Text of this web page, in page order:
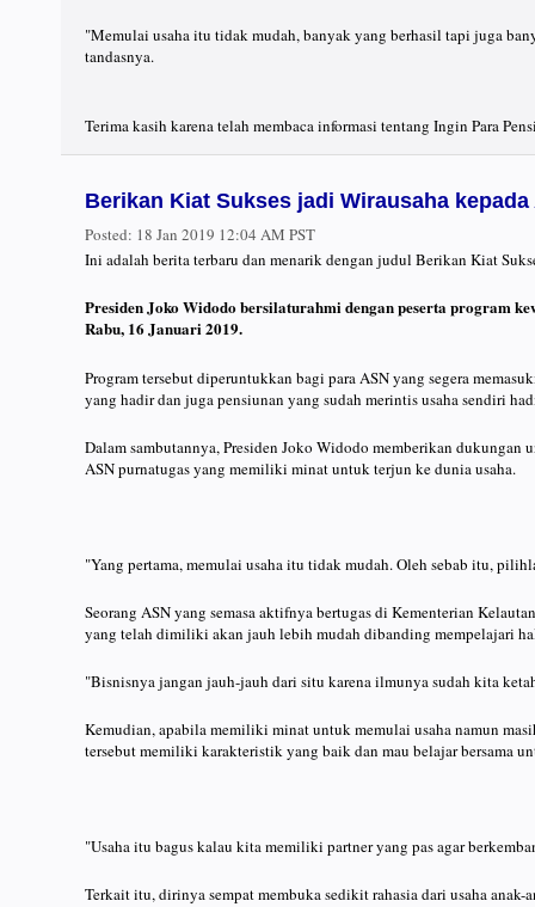
"Memulai usaha itu tidak mudah, banyak yang berhasil tapi juga
tandasnya.
Terima kasih karena telah membaca informasi tentang Ingin Para
Berikan Kiat Sukses jadi Wirausaha
Posted: 18 Jan 2019 12:04 AM PST
Ini adalah berita terbaru dan menarik dengan judul Berikan Kiat
Presiden Joko Widodo bersilaturahmi dengan peserta program
Rabu, 16 Januari 2019.
Program tersebut diperuntukkan bagi para ASN yang segera
yang hadir dan juga pensiunan yang sudah merintis usaha sendiri
Dalam sambutannya, Presiden Joko Widodo memberikan dukungan
ASN purnatugas yang memiliki minat untuk terjun ke dunia usaha.
"Yang pertama, memulai usaha itu tidak mudah. Oleh sebab itu,
Seorang ASN yang semasa aktifnya bertugas di Kementerian
yang telah dimiliki akan jauh lebih mudah dibanding mempelajari
"Bisnisnya jangan jauh-jauh dari situ karena ilmunya sudah kita
Kemudian, apabila memiliki minat untuk memulai usaha namun
tersebut memiliki karakteristik yang baik dan mau belajar bersama
"Usaha itu bagus kalau kita memiliki partner yang pas agar
Terkait itu, dirinya sempat membuka sedikit rahasia dari usaha